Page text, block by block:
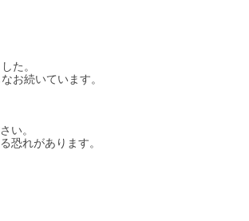
た。
お続いています。
い。
恐れがあります。